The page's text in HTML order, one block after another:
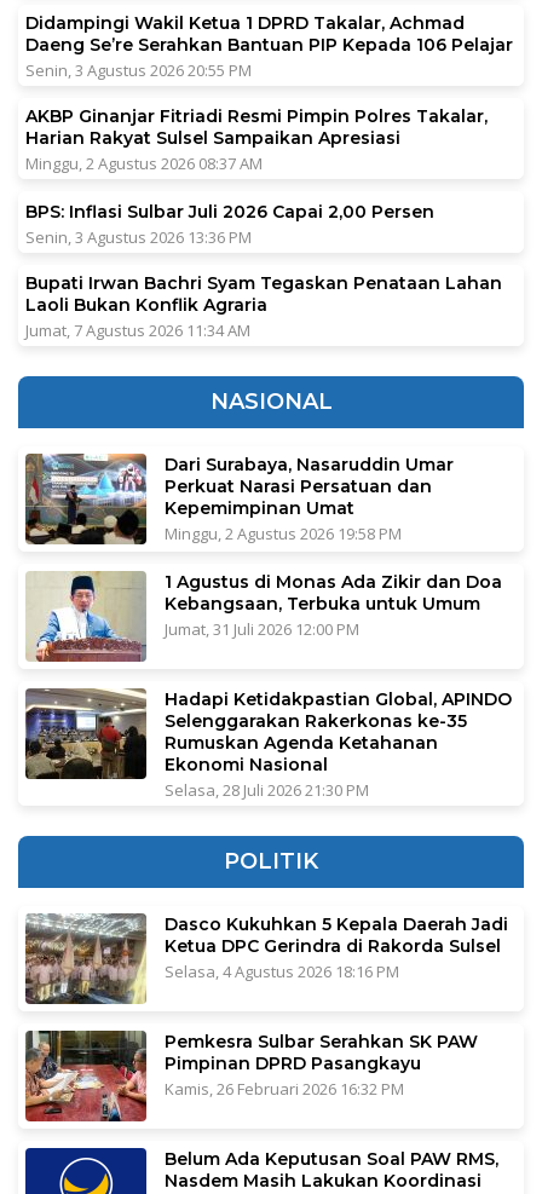
Didampingi Wakil Ketua 1 DPRD Takalar, Achmad
Daeng Se’re Serahkan Bantuan PIP Kepada 106 Pelajar
Senin, 3 Agustus 2026 20:55 PM
AKBP Ginanjar Fitriadi Resmi Pimpin Polres Takalar,
Harian Rakyat Sulsel Sampaikan Apresiasi
Minggu, 2 Agustus 2026 08:37 AM
BPS: Inflasi Sulbar Juli 2026 Capai 2,00 Persen
Senin, 3 Agustus 2026 13:36 PM
Bupati Irwan Bachri Syam Tegaskan Penataan Lahan
Laoli Bukan Konflik Agraria
Jumat, 7 Agustus 2026 11:34 AM
NASIONAL
Dari Surabaya, Nasaruddin Umar
Perkuat Narasi Persatuan dan
Kepemimpinan Umat
Minggu, 2 Agustus 2026 19:58 PM
1 Agustus di Monas Ada Zikir dan Doa
Kebangsaan, Terbuka untuk Umum
Jumat, 31 Juli 2026 12:00 PM
Hadapi Ketidakpastian Global, APINDO
Selenggarakan Rakerkonas ke-35
Rumuskan Agenda Ketahanan
Ekonomi Nasional
Selasa, 28 Juli 2026 21:30 PM
POLITIK
Dasco Kukuhkan 5 Kepala Daerah Jadi
Ketua DPC Gerindra di Rakorda Sulsel
Selasa, 4 Agustus 2026 18:16 PM
Pemkesra Sulbar Serahkan SK PAW
Pimpinan DPRD Pasangkayu
Kamis, 26 Februari 2026 16:32 PM
Belum Ada Keputusan Soal PAW RMS,
Nasdem Masih Lakukan Koordinasi